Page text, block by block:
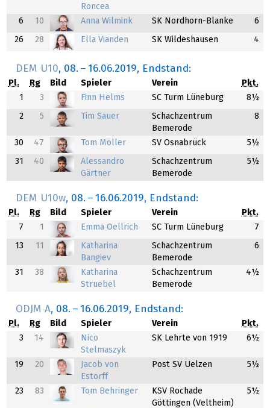
Roncea
6
10 Anna Wilmink SK Nordhorn-Blanke 6
26 28 Ella Vianden SK Wildeshausen 4
DEM U10, 08. – 16.06.2019, Endstand:
Pl. Rg Bild Spieler Verein
Pkt.
1
3 Finn Helms SC Turm Lüneburg 8½
2 5 Tim Sauer
Schachzentrum
Bemerode
8
30 47 Tom Möller SV Osnabrück 5½
31 40
Alessandro
Gärtner
Schachzentrum
Bemerode
5½
DEM U10w, 08. – 16.06.2019, Endstand:
Pl. Rg Bild Spieler Verein
Pkt.
7
1 Emma Oellrich SC Turm Lüneburg 7
13 11
Katharina
Bangiev
Schachzentrum
Bemerode
6
31 38
Katharina
Struebel
Schachzentrum
Bemerode
4½
ODJM A, 08. – 16.06.2019, Endstand:
Pl. Rg Bild Spieler Verein
Pkt.
3
14
Nico
Stelmaszyk
SK Lehrte von 1919 6½
19 20
Jacob von
Estorff
Post SV Uelzen 5½
23 83 Tom Behringer
KSV Rochade
Göttingen (Veltheim)
5½